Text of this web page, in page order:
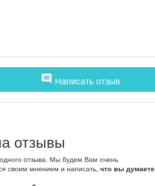
comment Написать отзыв
отзывы
отзыва. Мы будем Вам очень
своим мнением и написать, что вы думаете